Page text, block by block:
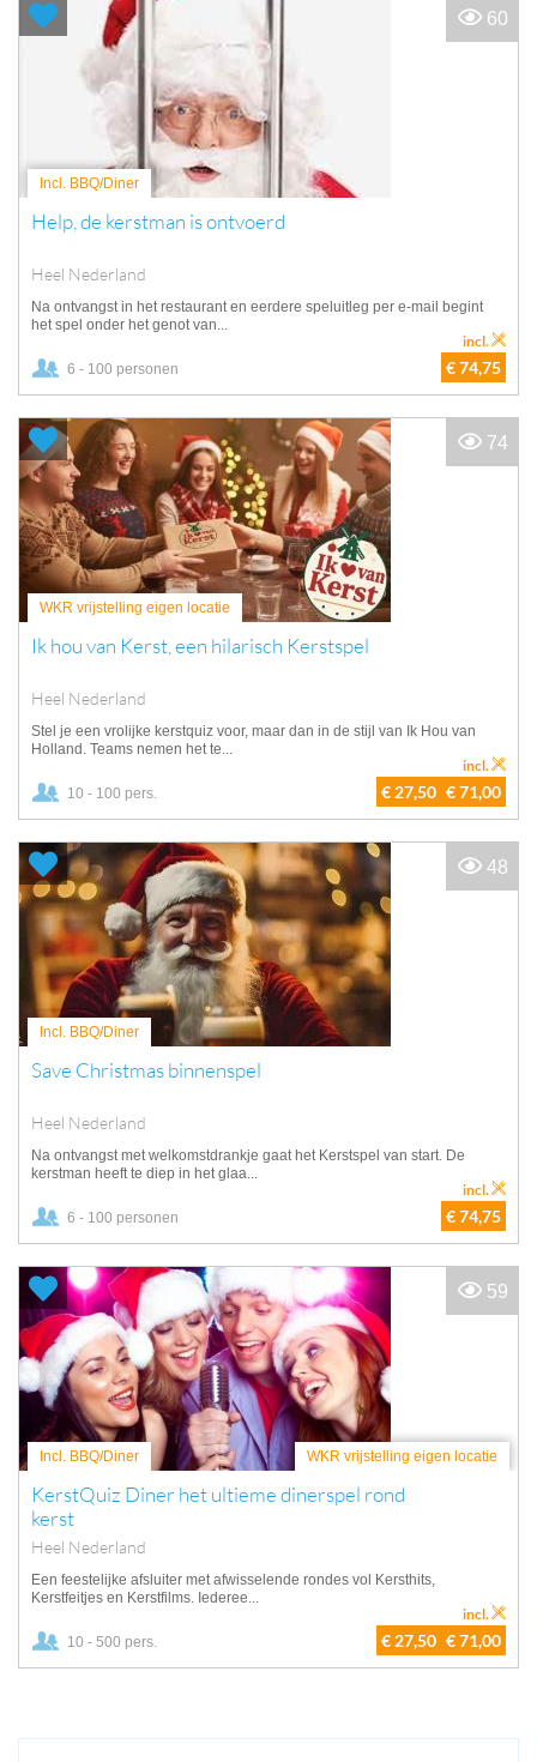
Incl. BBQ/Diner
Help, de kerstman is ontvoerd
Heel Nederland
Na ontvangst in het restaurant en eerdere speluitleg per e-mail begint
het spel onder het genot van...
6 - 100 personen € 74,75
incl.
60
WKR vrijstelling eigen locatie
Ik hou van Kerst, een hilarisch Kerstspel
Heel Nederland
Stel je een vrolijke kerstquiz voor, maar dan in de stijl van Ik Hou van
Holland. Teams nemen het te...
10 - 100 pers. € 27,50 € 71,00
incl.
74
Incl. BBQ/Diner
Save Christmas binnenspel
Heel Nederland
Na ontvangst met welkomstdrankje gaat het Kerstspel van start. De
kerstman heeft te diep in het glaa...
6 - 100 personen € 74,75
incl.
48
Incl. BBQ/Diner WKR vrijstelling eigen locatie
KerstQuiz Diner het ultieme dinerspel rond
kerst
Heel Nederland
Een feestelijke afsluiter met afwisselende rondes vol Kersthits,
Kerstfeitjes en Kerstfilms. Iederee...
10 - 500 pers. € 27,50 € 71,00
incl.
59